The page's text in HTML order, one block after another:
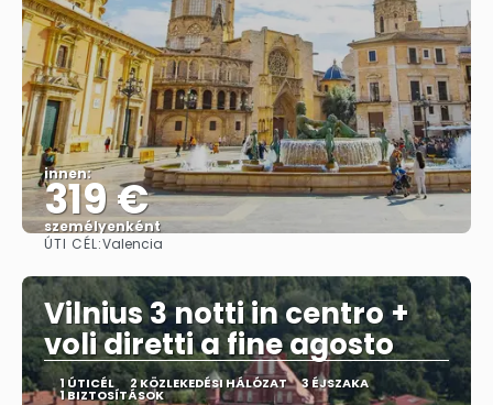
innen:
319 €
személyenként
ÚTI CÉL:Valencia
Vilnius 3 notti in centro +
voli diretti a fine agosto
1 ÚTICÉL 2 KÖZLEKEDÉSI HÁLÓZAT 3 ÉJSZAKA
1 BIZTOSÍTÁSOK